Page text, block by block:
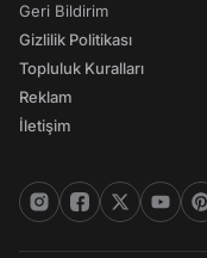
Geri Bildirim
Gizlilik Politikası
Topluluk Kuralları
Reklam
İletişim